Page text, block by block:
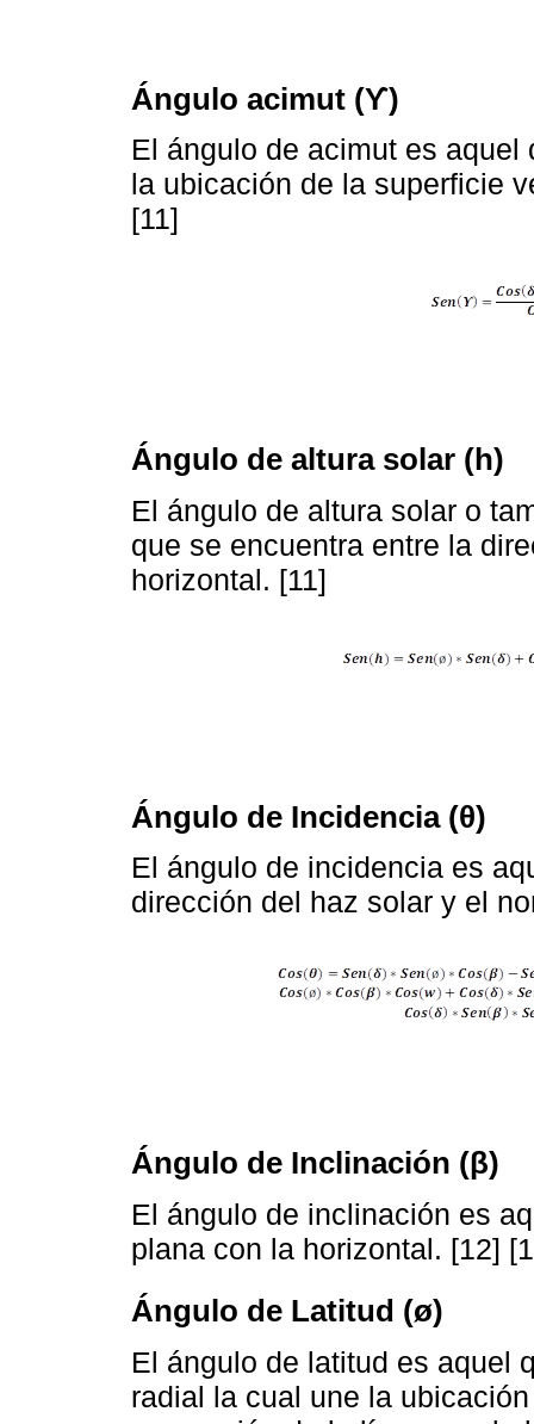
Ángulo acimut (ϒ)
El ángulo de acimut es
la ubicación de la superficie
[11]
Ángulo de altura solar (h)
El ángulo de altura solar o
que se encuentra entre la
horizontal. [11]
Ángulo de Incidencia (θ)
El ángulo de incidencia es
dirección del haz solar y el
Ángulo de Inclinación (β)
El ángulo de inclinación es
plana con la horizontal. [12]
Ángulo de Latitud (ø)
El ángulo de latitud es aquel
radial la cual une la